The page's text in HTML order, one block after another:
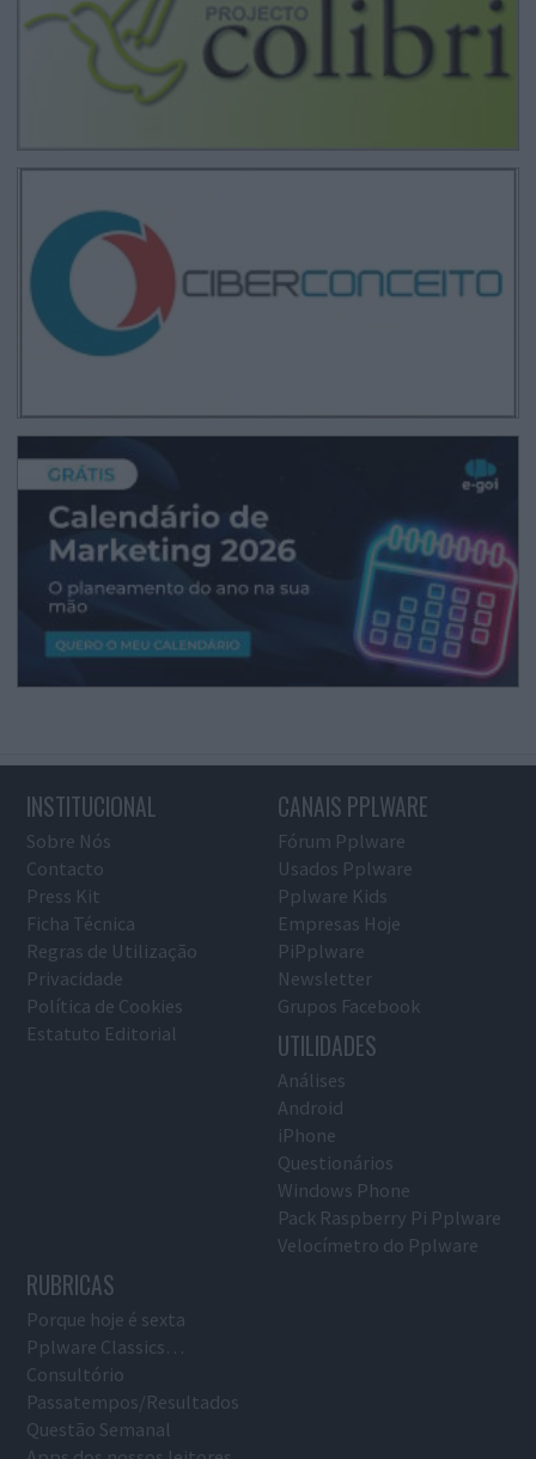
INSTITUCIONAL
Sobre Nós
Contacto
Press Kit
Ficha Técnica
Regras de Utilização
Privacidade
Política de Cookies
Estatuto Editorial
CANAIS PPLWARE
Fórum Pplware
Usados Pplware
Pplware Kids
Empresas Hoje
PiPplware
Newsletter
Grupos Facebook
UTILIDADES
Análises
Android
iPhone
Questionários
Windows Phone
Pack Raspberry Pi Pplware
Velocímetro do Pplware
RUBRICAS
Porque hoje é sexta
Pplware Classics…
Consultório
Passatempos/Resultados
Questão Semanal